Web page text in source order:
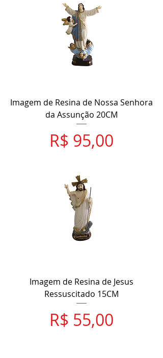
Imagem de Resina de Nossa Senhora
da Assunção 20CM
Preço
R$ 95,00
Imagem de Resina de Jesus
Ressuscitado 15CM
Preço
R$ 55,00